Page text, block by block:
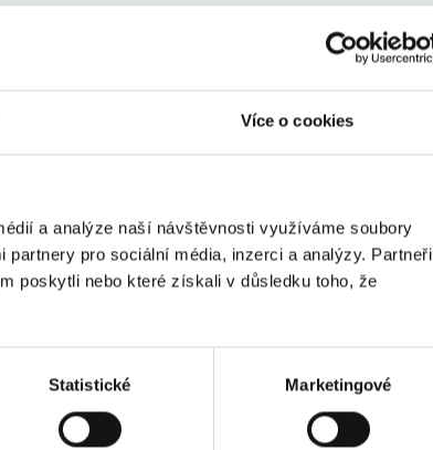
Více o cookies
a analýze naší návštěvnosti využíváme soubory
pro sociální média, inzerci a analýzy. Partneři
poskytli nebo které získali v důsledku toho, že
Statistické Marketingové